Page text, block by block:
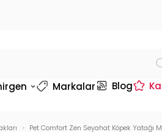
Markalar Blog
Pet Comfort Zen Seyahat Köpek Yatağı